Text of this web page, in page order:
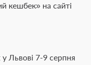
кешбек» на сайті
Львові 7-9 серпня